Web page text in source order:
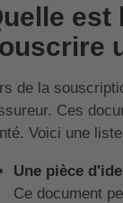
est
de la
Ces
Voici une
Une pièce
Ce document